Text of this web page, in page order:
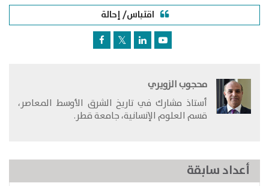
اقتباس/ إحالة
محجوب الزويري
​أستاذ مشارك في تاريخ الشرق الأوسط المعاصر،
قسم العلوم الإنسانية، جامعة قطر.
أعداد سابقة